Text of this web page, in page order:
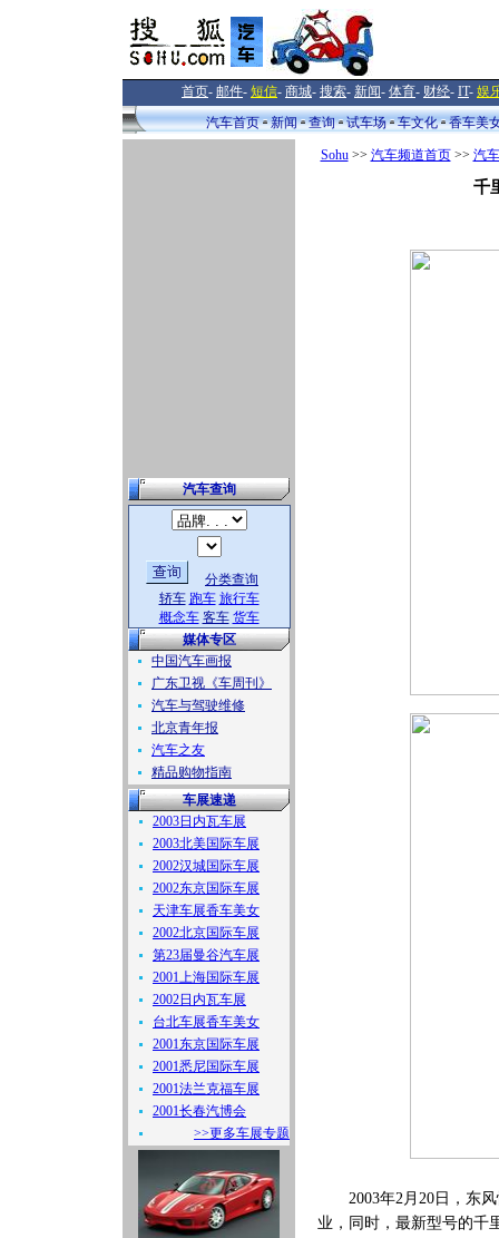
首页- 邮件- 短信- 商城- 搜索- 新闻- 体育- 财经- IT- 娱
汽车首页
新闻 查询 试车场 车文化 香车美
汽车查询
分类查询
轿车 跑车 旅行车
概念车 客车 货车
媒体专区
中国汽车画报
广东卫视《车周刊》
汽车与驾驶维修
北京青年报
汽车之友
精品购物指南
车展速递
2003日内瓦车展
2003北美国际车展
2002汉城国际车展
2002东京国际车展
天津车展香车美女
2002北京国际车展
第23届曼谷汽车展
2001上海国际车展
2002日内瓦车展
台北车展香车美女
2001东京国际车展
2001悉尼国际车展
2001法兰克福车展
2001长春汽博会
>>更多车展专题
Sohu>> 汽车频道首页>> 汽
千
2003年2月20日，东风
业，同时，最新型号的千